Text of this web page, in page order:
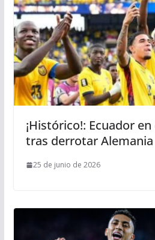
¡Histórico!: Ecuador
tras derrotar Alemania
25 de junio de 2026